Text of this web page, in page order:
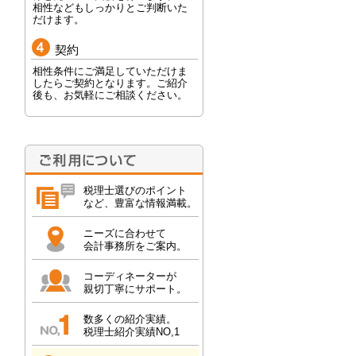
相性などもしっかりとご判断いた
だけます。
契約
相性条件にご満足していただけま
したらご契約となります。ご紹介
後も、お気軽にご相談ください。
税理士選びのポイント
など、豊富な情報満載。
ニーズに合わせて
会計事務所をご案内。
コーディネーターが
親切丁寧にサポート。
数多くの紹介実績。
税理士紹介実績NO,1